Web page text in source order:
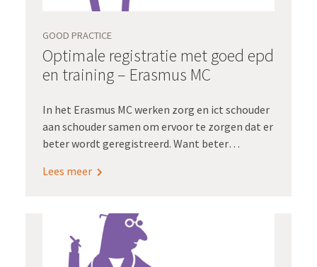
GOOD PRACTICE
Optimale registratie met goed epd
en training – Erasmus MC
In het Erasmus MC werken zorg en ict schouder
aan schouder samen om ervoor te zorgen dat er
beter wordt geregistreerd. Want beter
minder registratielast.
Lees meer